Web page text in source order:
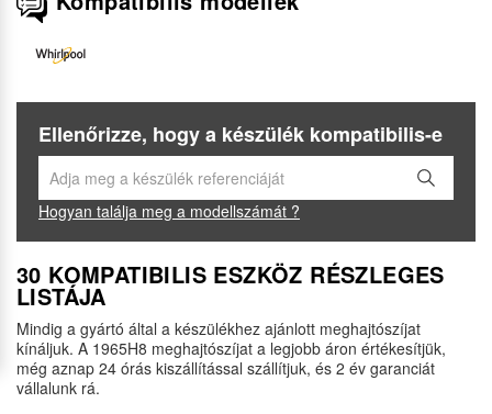
Ellenőrizze, hogy a készülék kompatibilis-e
Hogyan találja meg a modellszámát ?
30 KOMPATIBILIS ESZKÖZ RÉSZLEGES
LISTÁJA
Mindig a gyártó által a készülékhez ajánlott meghajtószíjat
kínáljuk. A 1965H8 meghajtószíjat a legjobb áron értékesítjük,
még aznap 24 órás kiszállítással szállítjuk, és 2 év garanciát
vállalunk rá.